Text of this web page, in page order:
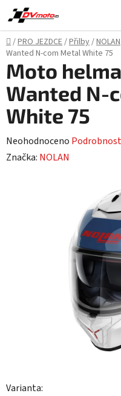
Přejít
na
obsah
Domů
/PRO JEZDCE/Přilby/NOLAN
Wanted N-com Metal White 75
Varianta:
Moto
Wanted N-
White 75
Průměrné
hodnocení
Neohodnoceno
Značka: NOLAN